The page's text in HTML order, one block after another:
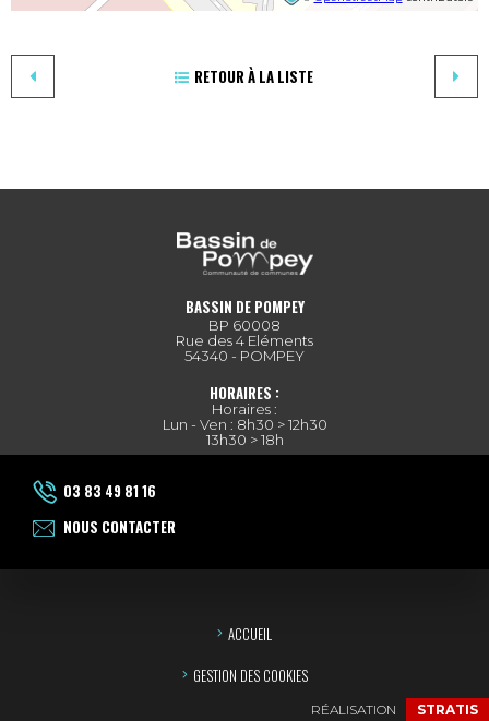
RETOUR À LA LISTE
BASSIN DE POMPEY
BP 60008
Rue des 4 Eléments
54340 - POMPEY
HORAIRES :
Horaires :
Lun - Ven : 8h30 > 12h30
13h30 > 18h
03 83 49 81 16
NOUS CONTACTER
ACCUEIL
GESTION DES COOKIES
RÉALISATION STRATIS